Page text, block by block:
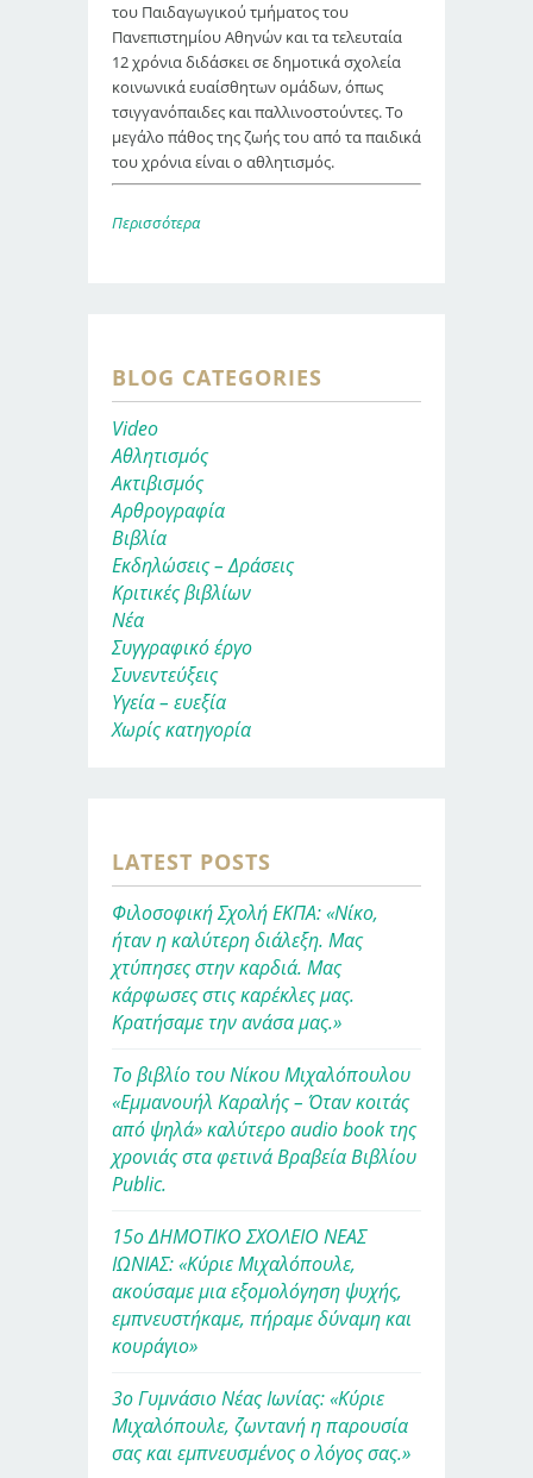
του Παιδαγωγικού τμήματος του
Πανεπιστημίου Αθηνών και τα τελευταία
12 χρόνια διδάσκει σε δημοτικά σχολεία
κοινωνικά ευαίσθητων ομάδων, όπως
τσιγγανόπαιδες και παλλινοστούντες. Το
μεγάλο πάθος της ζωής του από τα παιδικά
του χρόνια είναι ο αθλητισμός.
Περισσότερα
BLOG CATEGORIES
Video
Αθλητισμός
Ακτιβισμός
Αρθρογραφία
Βιβλία
Εκδηλώσεις – Δράσεις
Κριτικές βιβλίων
Νέα
Συγγραφικό έργο
Συνεντεύξεις
Υγεία – ευεξία
Χωρίς κατηγορία
LATEST POSTS
Φιλοσοφική Σχολή ΕΚΠΑ: «Νίκο,
ήταν η καλύτερη διάλεξη. Μας
χτύπησες στην καρδιά. Μας
κάρφωσες στις καρέκλες μας.
Κρατήσαμε την ανάσα μας.»
Το βιβλίο του Νίκου Μιχαλόπουλου
«Εμμανουήλ Καραλής – Όταν κοιτάς
από ψηλά» καλύτερο audio book της
χρονιάς στα φετινά Βραβεία Βιβλίου
Public.
15ο ΔΗΜΟΤΙΚΟ ΣΧΟΛΕΙΟ ΝΕΑΣ
ΙΩΝΙΑΣ: «Κύριε Μιχαλόπουλε,
ακούσαμε μια εξομολόγηση ψυχής,
εμπνευστήκαμε, πήραμε δύναμη και
κουράγιο»
3ο Γυμνάσιο Νέας Ιωνίας: «Κύριε
Μιχαλόπουλε, ζωντανή η παρουσία
σας και εμπνευσμένος ο λόγος σας.»